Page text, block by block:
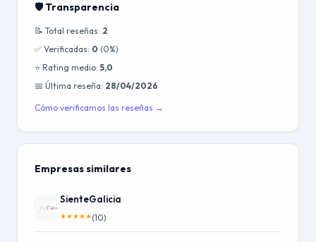
🛡️ Transparencia
📝 Total reseñas: 2
✅ Verificadas: 0 (0%)
⭐ Rating medio: 5,0
📅 Última reseña: 28/04/2026
Cómo verificamos las reseñas →
Empresas similares
SienteGalicia
★★★★★(10)